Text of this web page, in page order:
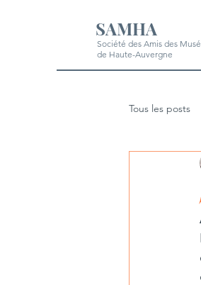
SAMHA
Société des Amis des
de Haute-Auvergne
Tous les posts